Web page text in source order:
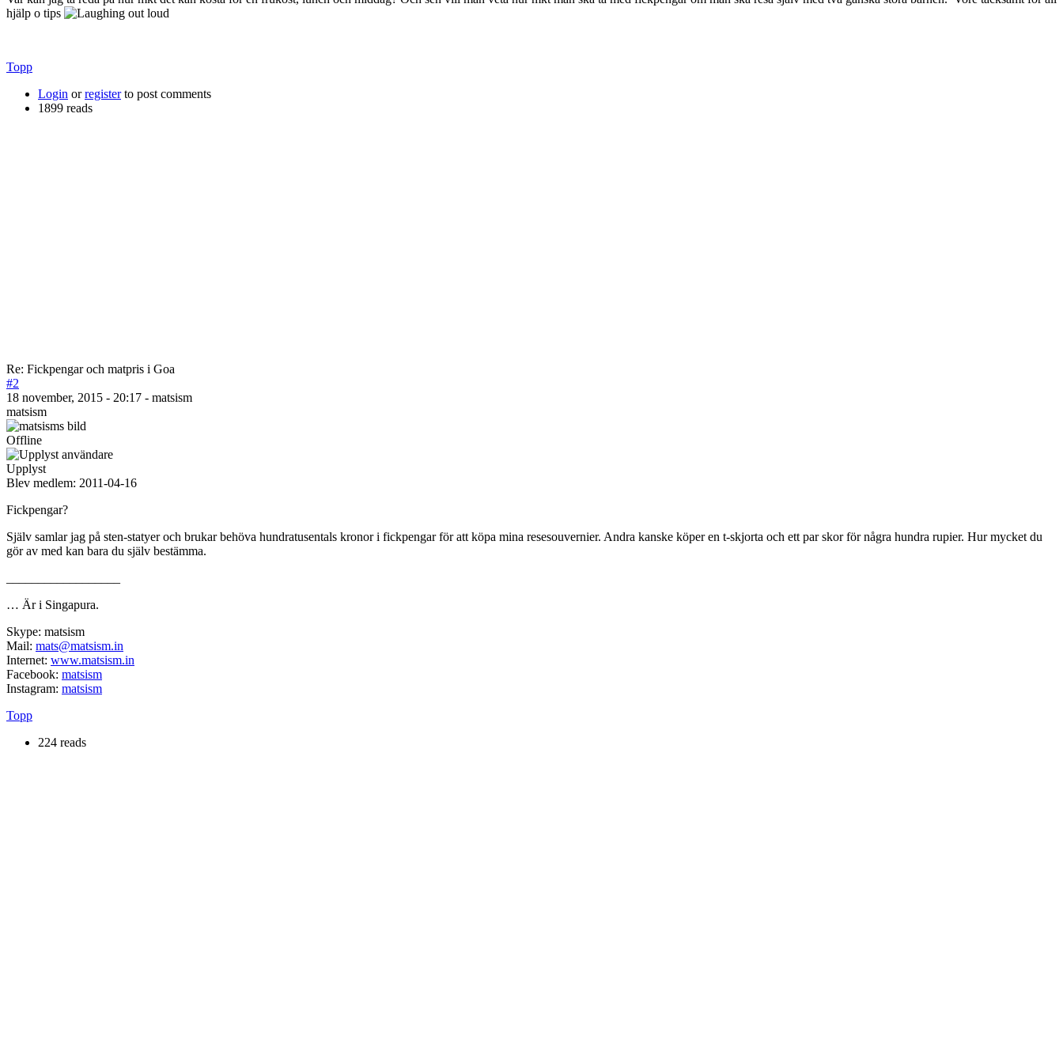
hjälp o tips
Topp
Login orregisterto post comments
1899 reads
Re: Fickpengar och matpris i Goa
#2
18 november, 2015 - 20:17 - matsism
matsism
Offline
Upplyst
Blev medlem: 2011-04-16
Fickpengar?
Själv samlar jag på sten-statyer och brukar behöva hundratusentals kronor i fickpengar för att köpa mina resesouvernier. Andra kanske köper en t-skjorta och ett par skor för några hundra rupier. Hur mycket du
gör av med kan bara du själv bestämma.
… Är i Singapura.
Skype: matsism
Mail: mats@matsism.in
Internet: www.matsism.in
Facebook: matsism
Instagram: matsism
Topp
224 reads